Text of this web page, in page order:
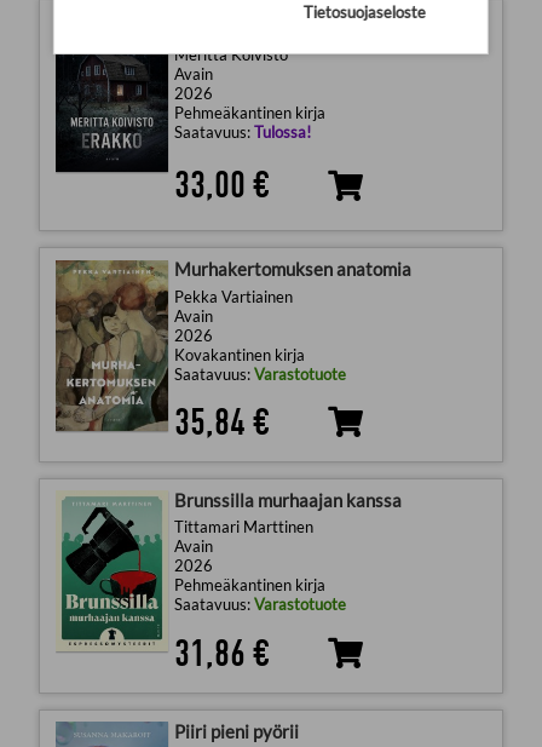
Meritta Koivisto
Avain
2026
Pehmeäkantinen kirja
Saatavuus:Tulossa!
33,00 €
Murhakertomuksen anatomia
Pekka Vartiainen
Avain
2026
Kovakantinen kirja
Saatavuus:Varastotuote
35,84 €
Brunssilla murhaajan kanssa
Tittamari Marttinen
Avain
2026
Pehmeäkantinen kirja
Saatavuus:Varastotuote
31,86 €
Piiri pieni pyörii
Tietosuojaseloste